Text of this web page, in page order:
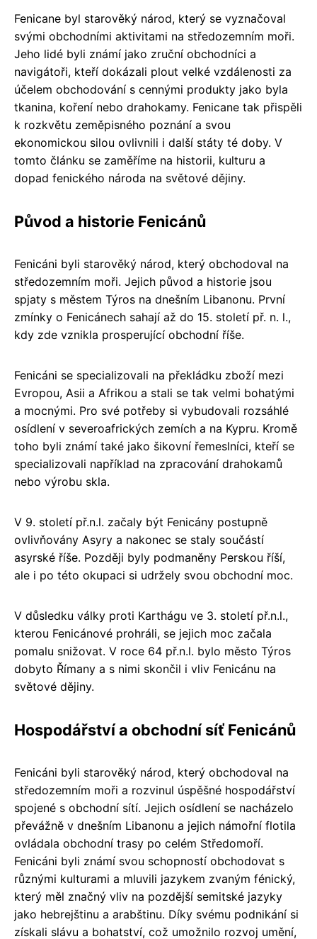
Fenicane byl starověký národ, který se vyznačoval
svými obchodními aktivitami na středozemním moři.
Jeho lidé byli známí jako zruční obchodníci a
navigátoři, kteří dokázali plout velké vzdálenosti za
účelem obchodování s cennými produkty jako byla
tkanina, koření nebo drahokamy. Fenicane tak přispěli
k rozkvětu zeměpisného poznání a svou
ekonomickou silou ovlivnili i další státy té doby. V
tomto článku se zaměříme na historii, kulturu a
dopad fenického národa na světové dějiny.
Původ a historie Fenicánů
Fenicáni byli starověký národ, který obchodoval na
středozemním moři. Jejich původ a historie jsou
spjaty s městem Týros na dnešním Libanonu. První
zmínky o Fenicánech sahají až do 15. století př. n. l.,
kdy zde vznikla prosperující obchodní říše.
Fenicáni se specializovali na překládku zboží mezi
Evropou, Asii a Afrikou a stali se tak velmi bohatými
a mocnými. Pro své potřeby si vybudovali rozsáhlé
osídlení v severoafrických zemích a na Kypru. Kromě
toho byli známí také jako šikovní řemeslníci, kteří se
specializovali například na zpracování drahokamů
nebo výrobu skla.
V 9. století př.n.l. začaly být Fenicány postupně
ovlivňovány Asyry a nakonec se staly součástí
asyrské říše. Později byly podmaněny Perskou říší,
ale i po této okupaci si udržely svou obchodní moc.
V důsledku války proti Karthágu ve 3. století př.n.l.,
kterou Fenicánové prohráli, se jejich moc začala
pomalu snižovat. V roce 64 př.n.l. bylo město Týros
dobyto Římany a s nimi skončil i vliv Fenicánu na
světové dějiny.
Hospodářství a obchodní síť Fenicánů
Fenicáni byli starověký národ, který obchodoval na
středozemním moři a rozvinul úspěšné hospodářství
spojené s obchodní sítí. Jejich osídlení se nacházelo
převážně v dnešním Libanonu a jejich námořní flotila
ovládala obchodní trasy po celém Středomoří.
Fenicáni byli známí svou schopností obchodovat s
různými kulturami a mluvili jazykem zvaným fénický,
který měl značný vliv na pozdější semitské jazyky
jako hebrejštinu a arabštinu. Díky svému podnikání si
získali slávu a bohatství, což umožnilo rozvoj umění,